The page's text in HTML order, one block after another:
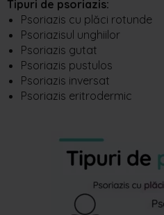
Tipuri de psoriazis:
Psoriazis cu plăci rotunde
Psoriazisul unghiilor
Psoriazis gutat
Psoriazis pustulos
Psoriazis inversat
Psoriazis eritrodermic